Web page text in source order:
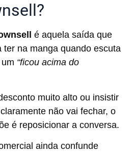
é aquela saída que
ter na manga quando escuta
“ficou acima do
muito alto ou insistir
não vai fechar, o
é reposicionar a conversa.
ainda confunde